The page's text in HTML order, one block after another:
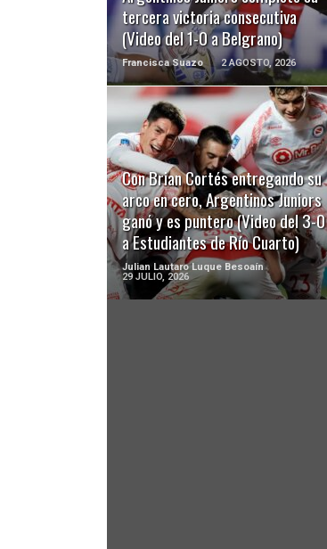
tercera victoria consecutiva
(Video del 1-0 a Belgrano)
Francisca Suazo 2 AGOSTO, 2026
Con Brian Cortés entregando su
arco en cero, Argentinos Juniors
ganó y es puntero (Video del 3-0
a Estudiantes de Río Cuarto)
Julian Lautaro Luque Besoaín
29 JULIO, 2026
LEER MÁS